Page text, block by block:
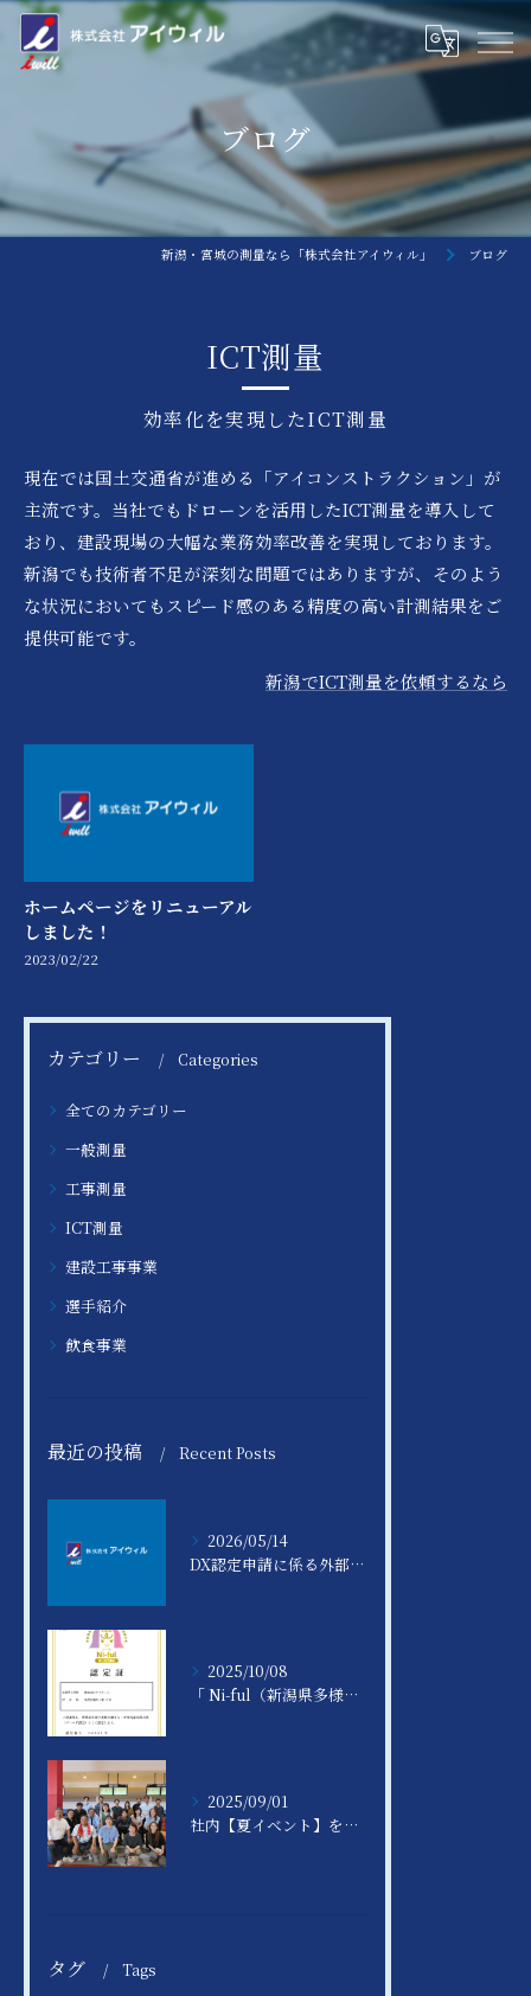
ブログ
新潟・宮城の測量なら「株式会社アイウィル」 ブログ
ICT測量
効率化を実現したICT測量
現在では国土交通省が進める「アイコンストラクション」が
主流です。当社でもドローンを活用したICT測量を導入して
おり、建設現場の大幅な業務効率改善を実現しております。
新潟でも技術者不足が深刻な問題ではありますが、そのよう
な状況においてもスピード感のある精度の高い計測結果をご
提供可能です。
新潟でICT測量を依頼するなら
ホームページをリニューアル
しました！
2023/02/22
カテゴリー Categories
全てのカテゴリー
一般測量
工事測量
ICT測量
建設工事事業
選手紹介
飲食事業
最近の投稿 Recent Posts
2026/05/14
DX認定申請に係る外部公開資料の掲載について
2025/10/08
「 Ni-ful（新潟県多様で柔軟な働き方・女性活躍推進実践企業認定制度） 」ゴールド認定を取得いたしました
2025/09/01
社内【夏イベント】を開催しました♪
タグ Tags